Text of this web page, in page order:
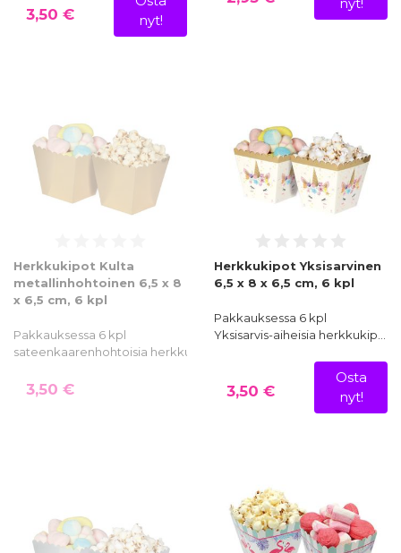
3,50 €
nyt!
nyt!
Herkkukipot Kulta
metallinhohtoinen 6,5 x 8
x 6,5 cm, 6 kpl
Pakkauksessa 6 kpl
sateenkaarenhohtoisia herkkukippoj…
3,50 €
Herkkukipot Yksisarvinen
6,5 x 8 x 6,5 cm, 6 kpl
Pakkauksessa 6 kpl
Yksisarvis-aiheisia herkkukip…
3,50 €
Osta
nyt!